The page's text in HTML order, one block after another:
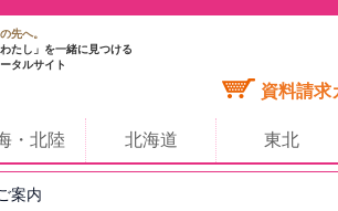
先へ。
たし」を一緒に見つける
タルサイト
資料請求
・北陸 北海道 東北
案内